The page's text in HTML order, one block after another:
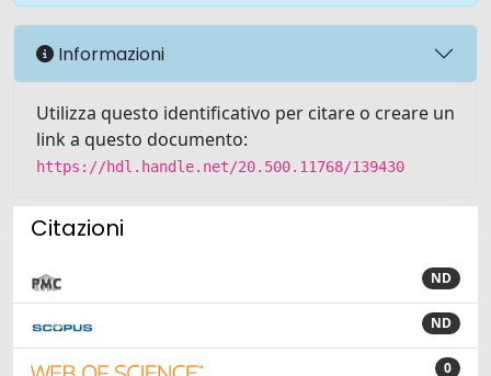
Informazioni
Utilizza questo identificativo per citare o creare un
link a questo documento:
https://hdl.handle.net/20.500.11768/139430
Citazioni
ND
ND
0